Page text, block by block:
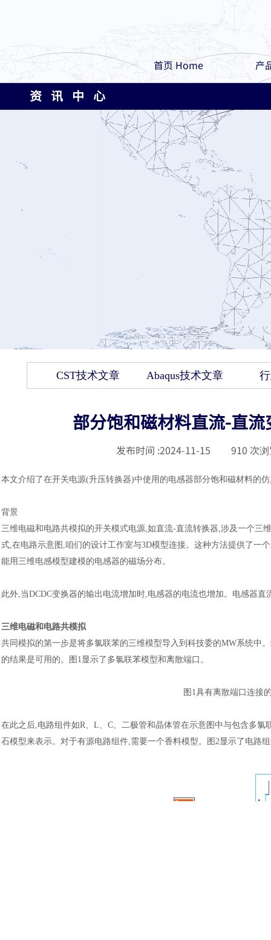
首页 Home 产
资 讯 中 心
CST技术文章 Abaqus技术文章
部分饱和磁材料直流-直
发布时间 :2024-11-15 910 次
本文介绍了在开关电源(升压转换器)中使用的电感器部分饱和磁材料的
背景
三维电磁和电路共模拟的开关模式电源,如直流-直流转换器,涉及一个三
式,在电路示意图,咱们的设计工作室与3D模型连接。这种方法提供了一
能用三维电感模型建模的电感器的磁场分布。
此外,当DCDC变换器的输出电流增加时,电感器的电流也增加。电感器
三维电磁和电路共模拟
共同模拟的第一步是将多氯联苯的三维模型导入到科技委的MW系统中
的结果是可用的。图1显示了多氯联苯模型和离散端口。
图 1具有离散端口连接
在此之后,电路组件如R、L、C、二极管和晶体管在示意图中与包含多
石模型来表示。对于有源电路组件,需要一个香料模型。图2显示了电路